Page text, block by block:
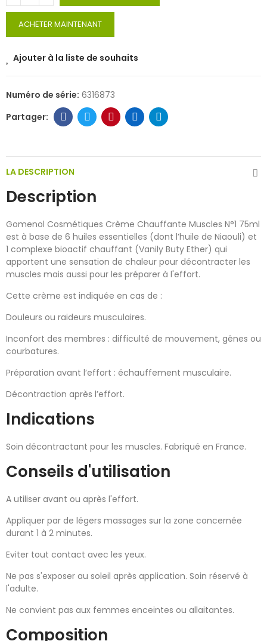
ACHETER MAINTENANT
Ajouter à la liste de souhaits
Numéro de série: 6316873
LA DESCRIPTION
Description
Gomenol Cosmétiques Crème Chauffante Muscles N°1 75ml
est à base de 6 huiles essentielles (dont l’huile de Niaouli) et
1 complexe bioactif chauffant (Vanily Buty Ether) qui
apportent une sensation de chaleur pour décontracter les
muscles mais aussi pour les préparer à l'effort.
Cette crème est indiquée en cas de :
Douleurs ou raideurs musculaires.
Inconfort des membres : difficulté de mouvement, gênes ou
courbatures.
Préparation avant l’effort : échauffement musculaire.
Décontraction après l’effort.
Indications
Soin décontractant pour les muscles. Fabriqué en France.
Conseils d'utilisation
A utiliser avant ou après l'effort.
Appliquer par de légers massages sur la zone concernée
durant 1 à 2 minutes.
Eviter tout contact avec les yeux.
Ne pas s'exposer au soleil après application. Soin réservé à
l'adulte.
Ne convient pas aux femmes enceintes ou allaitantes.
Composition